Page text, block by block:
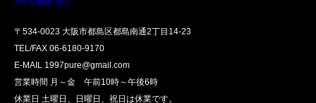
大きな地図で見る
〒534-0023 大阪市都島区都島南通2丁目14-23
TEL/FAX 06-6180-9170
E-MAIL 1997pure@gmail.com
営業時間 月～金 午前10時～午後6時
休業日 土曜日、日曜日、祝日は休業です。